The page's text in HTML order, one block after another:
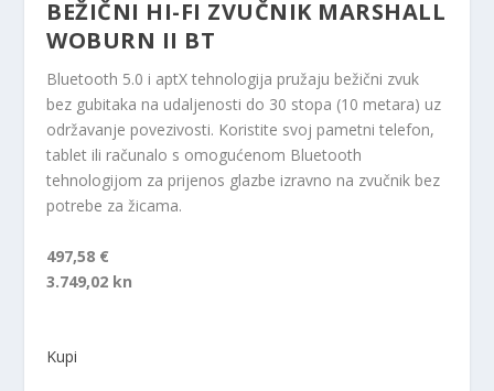
BEŽIČNI HI-FI ZVUČNIK MARSHALL
WOBURN II BT
Bluetooth 5.0 i aptX tehnologija pružaju bežični zvuk
bez gubitaka na udaljenosti do 30 stopa (10 metara) uz
održavanje povezivosti. Koristite svoj pametni telefon,
tablet ili računalo s omogućenom Bluetooth
tehnologijom za prijenos glazbe izravno na zvučnik bez
potrebe za žicama.
497,58 €
3.749,02 kn
Kupi